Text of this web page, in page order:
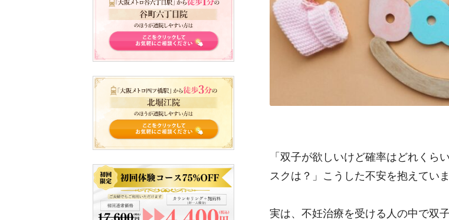
「双子が欲しいけど確率はどれくら
スクは？」こうした不安を抱えてい
実は、不妊治療を受ける人の中で双